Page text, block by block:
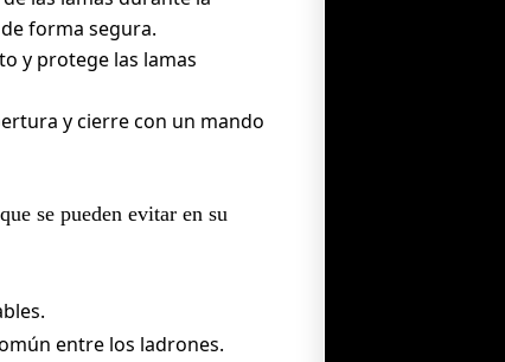
forma segura.
y protege las lamas
y cierre con un mando
se pueden evitar en su
entre los ladrones.